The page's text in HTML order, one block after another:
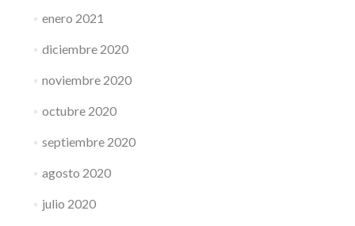
enero 2021
diciembre 2020
noviembre 2020
octubre 2020
septiembre 2020
agosto 2020
julio 2020